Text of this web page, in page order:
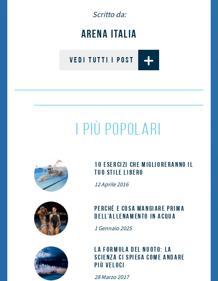
Scritto da:
ARENA ITALIA
VEDI TUTTI I POST
i più popolari
10 esercizi che miglioreranno il
tuo stile libero
12 Aprile 2016
Perché e cosa mangiare prima
dell’allenamento in acqua
1 Gennaio 2025
La formula del nuoto: la
scienza ci spiega come andare
più veloci
28 Marzo 2017